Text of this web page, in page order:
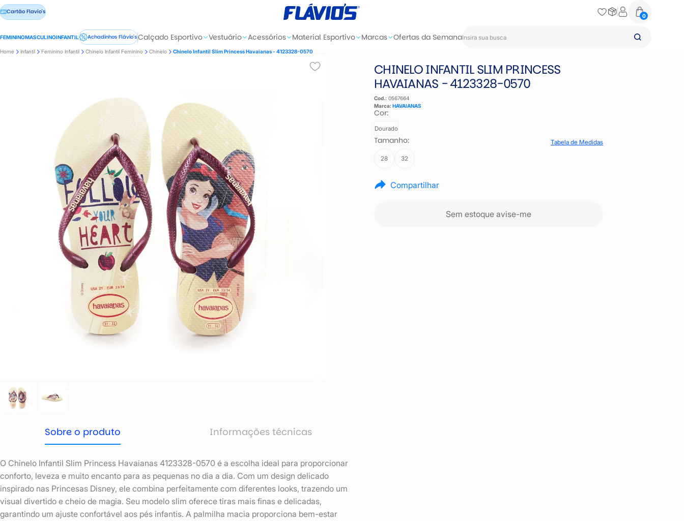
Cartão Flavio's
0
FEMININOMASCULINOINFANTIL Achadinhos Flávio'sCalçado Esportivo Vestuário Acessórios Material Esportivo Marcas Ofertas da Semana
Home Infantil Feminino Infantil Chinelo Infantil Feminino Chinelo Chinelo Infantil Slim Princess Havaianas - 4123328-0570
CHINELO INFANTIL SLIM PRINCESS
HAVAIANAS - 4123328-0570
Cod.: 0567664
Marca: HAVAIANAS
Cor:
Dourado
Tamanho: Tabela de Medidas
28 32
Compartilhar
Sem estoque avise-me
Sobre o produto Informações técnicas
O Chinelo Infantil Slim Princess Havaianas 4123328-0570 é a escolha ideal para proporcionar
conforto, leveza e muito encanto para as pequenas no dia a dia. Com um design delicado
inspirado nas Princesas Disney, ele combina perfeitamente com diferentes looks, trazendo um
visual divertido e cheio de magia. Seu modelo slim oferece tiras mais finas e delicadas,
garantindo um ajuste confortável aos pés infantis. A palmilha macia proporciona bem-estar